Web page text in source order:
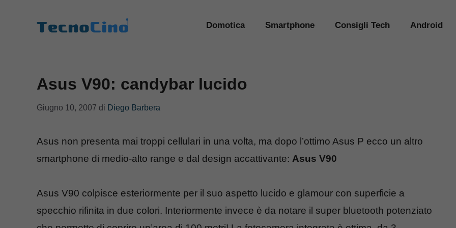
Domotica Smartphone Consigli Tech Android
Asus V90: candybar lucido
Giugno 10, 2007 di Diego Barbera
Asus non presenta mai troppi cellulari in una volta, ma dopo l’ottimo Asus P ecco un altro
smartphone di medio-alto range e dal design accattivante: Asus V90
Asus V90 colpisce esteriormente per il suo aspetto lucido e glamour con superficie a
specchio rifinita in due colori. Interiormente invece è da notare il super bluetooth potenziato